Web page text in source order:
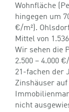
Wohnfläche
hingegen um
€/m²).
Mittel von
Wir sehen die
2.500 – 4.000
21-fachen der
Zinshäuser
nicht